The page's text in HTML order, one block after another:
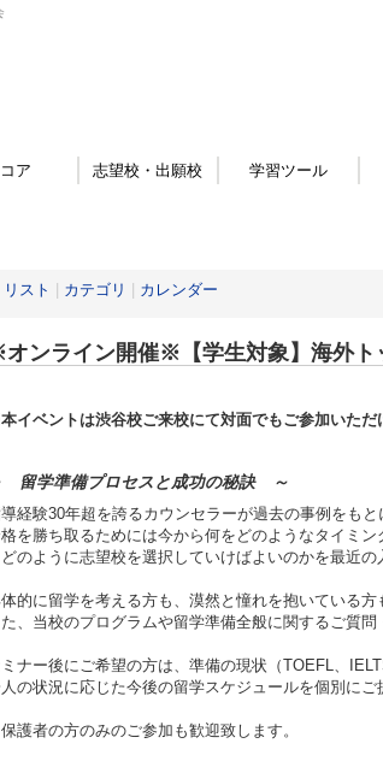
ア 志望校・出願校 学習ツール
リスト カテゴリ カレンダー
ンライン開催※【学生対象】海外ト
イベントは渋谷校ご来校にて対面でもご参加いた
留学準備プロセスと成功の秘訣 ～
経験30年超を誇るカウンセラーが過去の事例をも
を勝ち取るためには今から何をどのようなタイミ
どのように志望校を選択していけばよいのかを最近
的に留学を考える方も、漠然と憧れを抱いている方
た、当校のプログラムや留学準備全般に関するご質問
ナー後にご希望の方は、準備の現状（TOEFL、
の状況に応じた今後の留学スケジュールを個別にご
護者の方のみのご参加も歓迎致します。